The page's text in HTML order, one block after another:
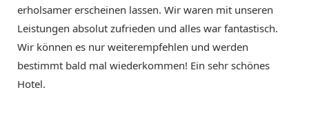
erholsamer erscheinen lassen. Wir waren mit unseren
Leistungen absolut zufrieden und alles war fantastisch.
Wir können es nur weiterempfehlen und werden
bestimmt bald mal wiederkommen! Ein sehr schönes
Hotel.